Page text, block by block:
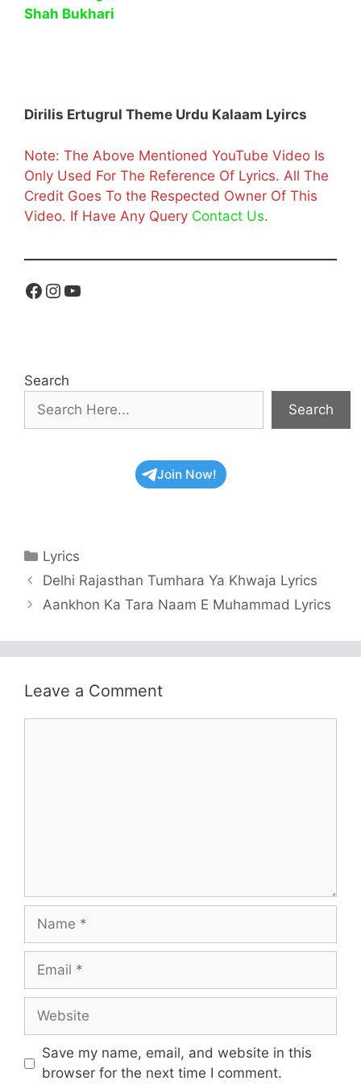
Shah Bukhari
Dirilis Ertugrul Theme Urdu Kalaam Lyircs
Note: The Above Mentioned YouTube Video Is
Only Used For The Reference Of Lyrics. All The
Credit Goes To the Respected Owner Of This
Video. If Have Any Query Contact Us.
Facebook
Instagram
YouTube
Search
Search
Join Now!
Categories
Lyrics
Delhi Rajasthan Tumhara Ya Khwaja Lyrics
Aankhon Ka Tara Naam E Muhammad Lyrics
Leave a Comment
Name
Email
Website
Save my name, email, and website in this
browser for the next time I comment.